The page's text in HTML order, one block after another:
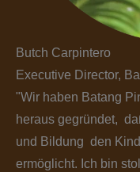
Butch Carpintero
Executive Director,
"Wir haben Batang
heraus gegründet,
und Bildung den
ermöglicht. Ich bin